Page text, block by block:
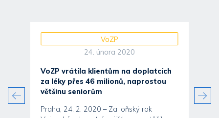
VoZP
24. února 2020
VoZP vrátila klientům na doplatcích
za léky přes 46 milionů, naprostou
většinu seniorům
Praha, 24. 2. 2020 – Za loňský rok